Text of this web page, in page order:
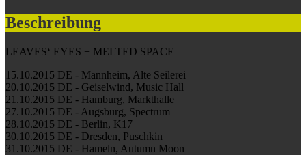
Beschreibung
LEAVES‘ EYES + MELTED SPACE
15.10.2015 DE - Mannheim, Alte Seilerei
20.10.2015 DE - Geiselwind, Music Hall
21.10.2015 DE - Hamburg, Markthalle
27.10.2015 DE - Augsburg, Spectrum
28.10.2015 DE - Berlin, K17
30.10.2015 DE - Dresden, Puschkin
31.10.2015 DE - Hameln, Autumn Moon